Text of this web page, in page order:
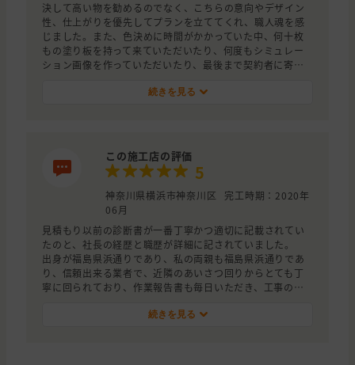
決して高い物を勧めるのでなく、こちらの意向やデザイン
性、仕上がりを優先してプランを立ててくれ、職人魂を感
じました。また、色決めに時間がかかっていた中、何十枚
もの塗り板を持って来ていただいたり、何度もシミュレー
ション画像を作っていただいたり、最後まで契約者に寄り
類ある中、全網戸の張り替えが選べたのも魅力的でした。
続きを見る
この施工店の評価
5
神奈川県横浜市神奈川区
完工時期：2020年
06月
見積もり以前の診断書が一番丁寧かつ適切に記載されてい
たのと、社長の経歴と職歴が詳細に記されていました。
出身が福島県浜通りであり、私の両親も福島県浜通りであ
り、信頼出来る業者で、近隣のあいさつ回りからとても丁
寧に回られており、作業報告書も毎日いただき、工事の進
了後の一括払いでカード支払可能で、６月29日に支払をし
続きを見る